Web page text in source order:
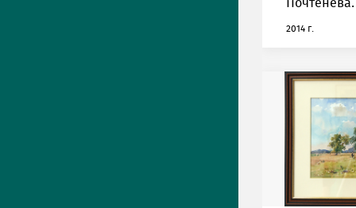
Почтенева.
2014 г.